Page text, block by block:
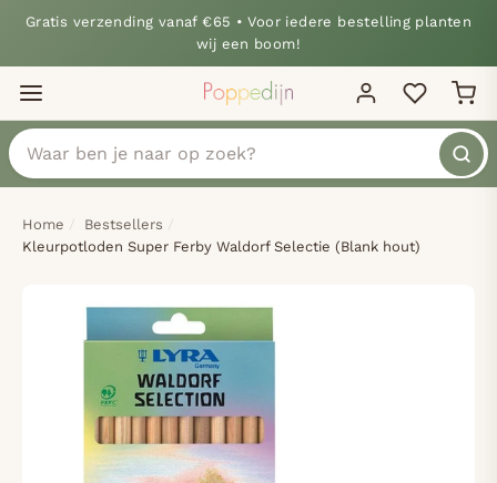
Gratis verzending vanaf €65 • Voor iedere bestelling planten
wij een boom!
Home
Bestsellers
Kleurpotloden Super Ferby Waldorf Selectie (Blank hout)